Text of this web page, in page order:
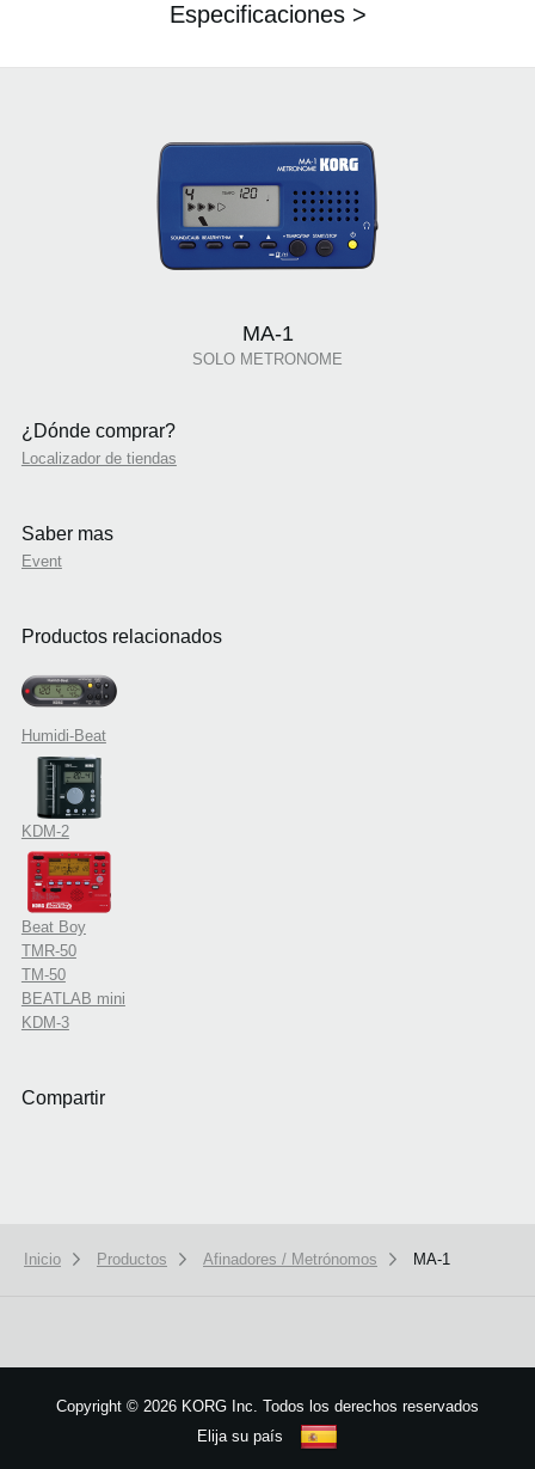
Especificaciones >
MA-1
SOLO METRONOME
¿Dónde comprar?
Localizador de tiendas
Saber mas
Event
Productos relacionados
Humidi-Beat
KDM-2
Beat Boy
TMR-50
TM-50
BEATLAB mini
KDM-3
Compartir
Inicio Productos Afinadores / Metrónomos MA-1
Copyright © 2026 KORG Inc. Todos los derechos reservados
Elija su país